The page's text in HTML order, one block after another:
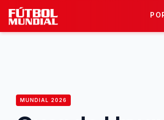
Skip to content
MUNDIAL 2026